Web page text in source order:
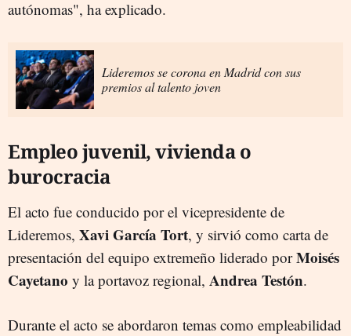
autónomas", ha explicado.
Lideremos se corona en Madrid con sus
premios al talento joven
Empleo juvenil, vivienda o
burocracia
El acto fue conducido por el vicepresidente de
Lideremos, Xavi García Tort, y sirvió como carta de
presentación del equipo extremeño liderado porMoisés
Cayetano y la portavoz regional, Andrea Testón.
Durante el acto se abordaron temas como empleabilidad